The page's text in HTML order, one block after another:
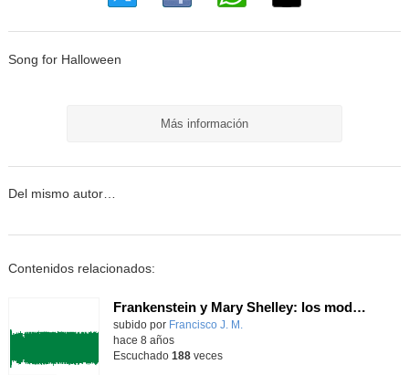
Song for Halloween
Más información
Del mismo autor…
Contenidos relacionados:
Frankenstein y Mary Shelley: los modernos prometeos
subido por Francisco J. M.
hace 8 años
Escuchado 188veces